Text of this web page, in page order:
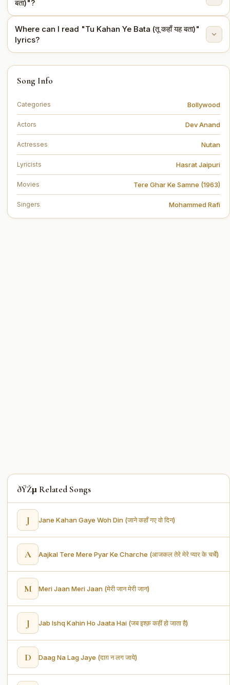
(1963).
बता)"?
The lyrics are written by Hasrat Jaipuri.
Where can I read "Tu Kahan Ye Bata (तू कहाँ यह बता)"
lyrics?
You can read the full lyrics of "Tu Kahan Ye Bata (तू कहाँ
यह बता)" on this page.
Song Info
Categories Bollywood
Actors Dev Anand
Actresses Nutan
Lyricists Hasrat Jaipuri
Movies Tere Ghar Ke Samne (1963)
Singers Mohammed Rafi
ðŸŽµ Related Songs
J Jane Kahan Gaye Woh Din (जाने कहाँ गए वो दिन)
A Aajkal Tere Mere Pyar Ke Charche (आजकल तेरे मेरे प्यार के चर्चे)
M Meri Jaan Meri Jaan (मेरी जान मेरी जान)
J Jab Ishq Kahin Ho Jaata Hai (जब इश्क़ कहीं हो जाता है)
D Daag Na Lag Jaye (दाग़ न लग जाये)